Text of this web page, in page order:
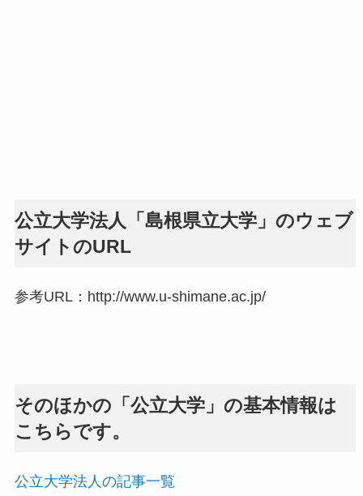
公立大学法人「島根県立大学」のウェブ
サイトのURL
参考URL：http://www.u-shimane.ac.jp/
そのほかの「公立大学」の基本情報は
こちらです。
公立大学法人の記事一覧